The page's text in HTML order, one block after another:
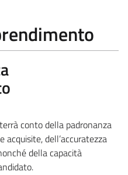
conto della padronanza
dell’accuratezza
della capacità